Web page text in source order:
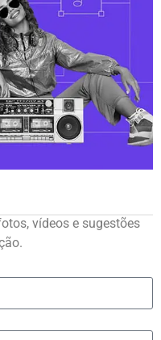
vídeos e sugestões